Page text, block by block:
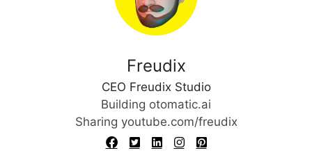
Freudix
CEO Freudix Studio
Building otomatic.ai
Sharing youtube.com/freudix